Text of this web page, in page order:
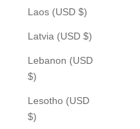
Laos (USD $)
Latvia (USD $)
Lebanon (USD
$)
Lesotho (USD
$)